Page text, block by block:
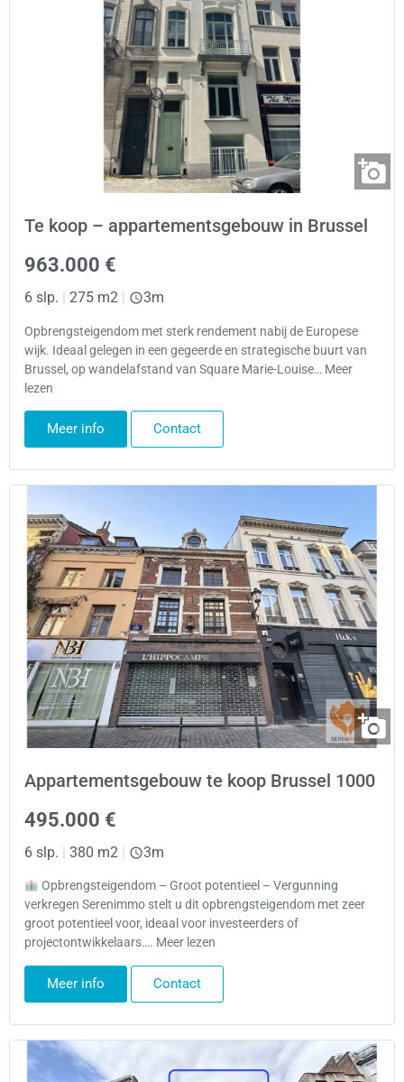
Te koop – appartementsgebouw in Brussel
963.000 €
6 slp. 275 m2 3m
Opbrengsteigendom met sterk rendement nabij de Europese
wijk. Ideaal gelegen in een gegeerde en strategische buurt van
Brussel, op wandelafstand van Square Marie-Louise… Meer
lezen
Meer info Contact
Appartementsgebouw te koop Brussel 1000
495.000 €
6 slp. | 380 m2 | 3m
Opbrengsteigendom – Groot potentieel – Vergunning
verkregen Serenimmo stelt u dit opbrengsteigendom met zeer
groot potentieel voor, ideaal voor investeerders of
projectontwikkelaars…. Meer lezen
Meer info Contact